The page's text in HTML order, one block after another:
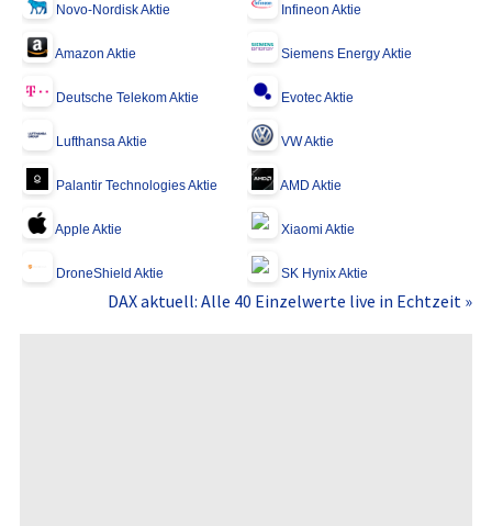
Novo-Nordisk Aktie Infineon Aktie
Amazon Aktie Siemens Energy Aktie
Deutsche Telekom Aktie Evotec Aktie
Lufthansa Aktie VW Aktie
Palantir Technologies Aktie AMD Aktie
Apple Aktie Xiaomi Aktie
DroneShield Aktie SK Hynix Aktie
DAX aktuell: Alle 40 Einzelwerte live in Echtzeit »